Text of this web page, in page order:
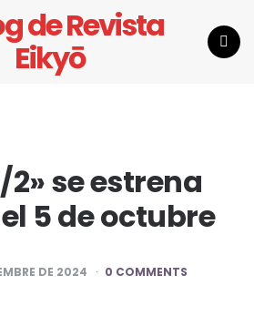
de Revista
Eikyō
2» se estrena
5 de octubre
DE 2024 0 COMMENTS